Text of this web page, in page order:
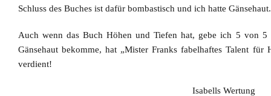
Schluss des Buches ist dafür bombastisch und ich hatte Gänsehaut.
Auch wenn das Buch Höhen und Tiefen hat, gebe ich 5 von
Gänsehaut bekomme, hat „Mister Franks fabelhaftes Talent für
verdient!
Isabells Wertung